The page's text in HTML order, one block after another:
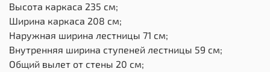
Высота каркаса 235 см;
Ширина каркаса 208 см;
Наружная ширина лестницы 71 см;
Внутренняя ширина ступеней лестницы 59 см;
Общий вылет от стены 20 см;